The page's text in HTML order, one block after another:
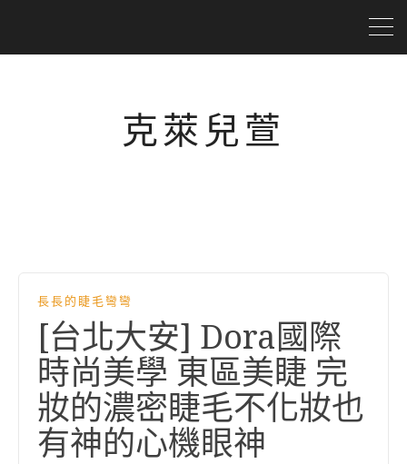
克萊兒萱
長長的睫毛彎彎
[台北大安] Dora國際
時尚美學 東區美睫 完
妝的濃密睫毛不化妝也
有神的心機眼神